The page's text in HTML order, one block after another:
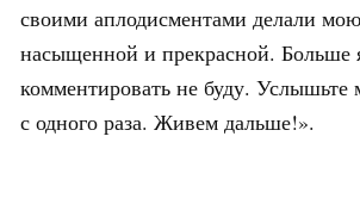
своими аплодисментами делали
насыщенной и прекрасной. Больше
комментировать не буду. Услышьте
с одного раза. Живем дальше!».